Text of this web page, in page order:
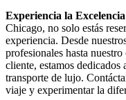
Experiencia la
Chicago, no solo estás
experiencia. Desde
profesionales hasta
cliente, estamos
transporte de lujo.
viaje y experimentar la